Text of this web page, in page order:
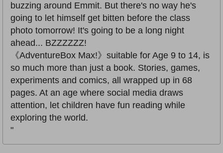
buzzing around Emmit. But there's no way he's
going to let himself get bitten before the class
photo tomorrow! It's going to be a long night
ahead... BZZZZZZ!
《AdventureBox Max!》suitable for Age 9 to 14, is
so much more than just a book. Stories, games,
experiments and comics, all wrapped up in 68
pages. At an age where social media draws
attention, let children have fun reading while
exploring the world.
"